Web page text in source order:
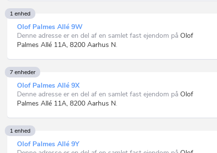
1 enhed
Olof Palmes Allé 9W
Denne adresse er en del af en samlet fast ejendom på Olof
Palmes Allé 11A, 8200 Aarhus N.
7 enheder
Olof Palmes Allé 9X
Denne adresse er en del af en samlet fast ejendom på Olof
Palmes Allé 11A, 8200 Aarhus N.
1 enhed
Olof Palmes Allé 9Y